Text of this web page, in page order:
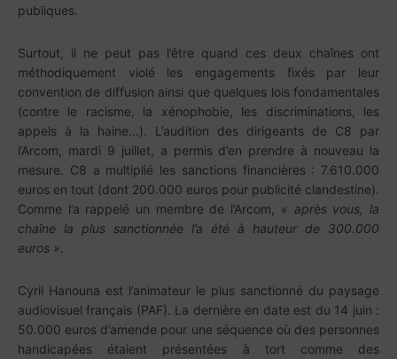
publiques.
Surtout, il ne peut pas l’être quand ces deux chaînes ont
méthodiquement violé les engagements fixés par leur
convention de diffusion ainsi que quelques lois fondamentales
(contre le racisme, la xénophobie, les discriminations, les
appels à la haine…). L’audition des dirigeants de C8 par
l’Arcom, mardi 9 juillet, a permis d’en prendre à nouveau la
mesure. C8 a multiplié les sanctions financières : 7.610.000
euros en tout (dont 200.000 euros pour publicité clandestine).
Comme l’a rappelé un membre de l’Arcom, « après vous, la
chaîne la plus sanctionnée l’a été à hauteur de 300.000
euros ».
Cyril Hanouna est l’animateur le plus sanctionné du paysage
audiovisuel français (PAF). La dernière en date est du 14 juin :
50.000 euros d’amende pour une séquence où des personnes
handicapées étaient présentées à tort comme des